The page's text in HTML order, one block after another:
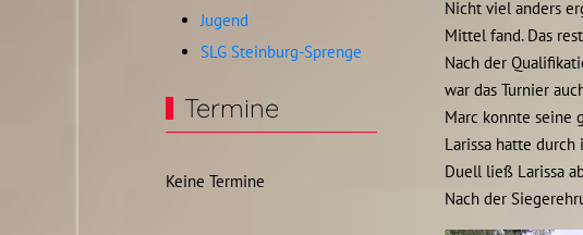
Jugend
SLG Steinburg-Sprenge
Termine
Keine Termine
Nicht viel anders
Mittel fand. Das
Nach der
war das Turnier
Marc konnte seine
Larissa hatte
Duell ließ Larissa
Nach der